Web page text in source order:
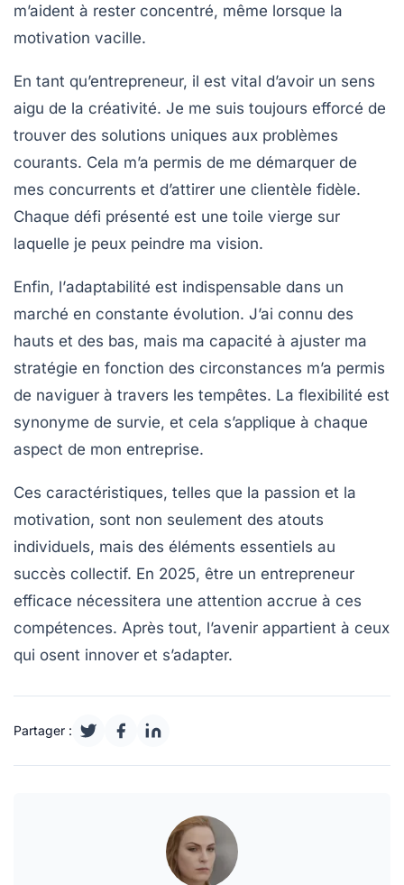
m’aident à rester concentré, même lorsque la
motivation vacille.
En tant qu’entrepreneur, il est vital d’avoir un sens
aigu de la créativité. Je me suis toujours efforcé de
trouver des solutions uniques aux problèmes
courants. Cela m’a permis de me démarquer de
mes concurrents et d’attirer une clientèle fidèle.
Chaque défi présenté est une toile vierge sur
laquelle je peux peindre ma vision.
Enfin, l’adaptabilité est indispensable dans un
marché en constante évolution. J’ai connu des
hauts et des bas, mais ma capacité à ajuster ma
stratégie en fonction des circonstances m’a permis
de naviguer à travers les tempêtes. La flexibilité est
synonyme de survie, et cela s’applique à chaque
aspect de mon entreprise.
Ces caractéristiques, telles que la passion et la
motivation, sont non seulement des atouts
individuels, mais des éléments essentiels au
succès collectif. En 2025, être un entrepreneur
efficace nécessitera une attention accrue à ces
compétences. Après tout, l’avenir appartient à ceux
qui osent innover et s’adapter.
Partager :